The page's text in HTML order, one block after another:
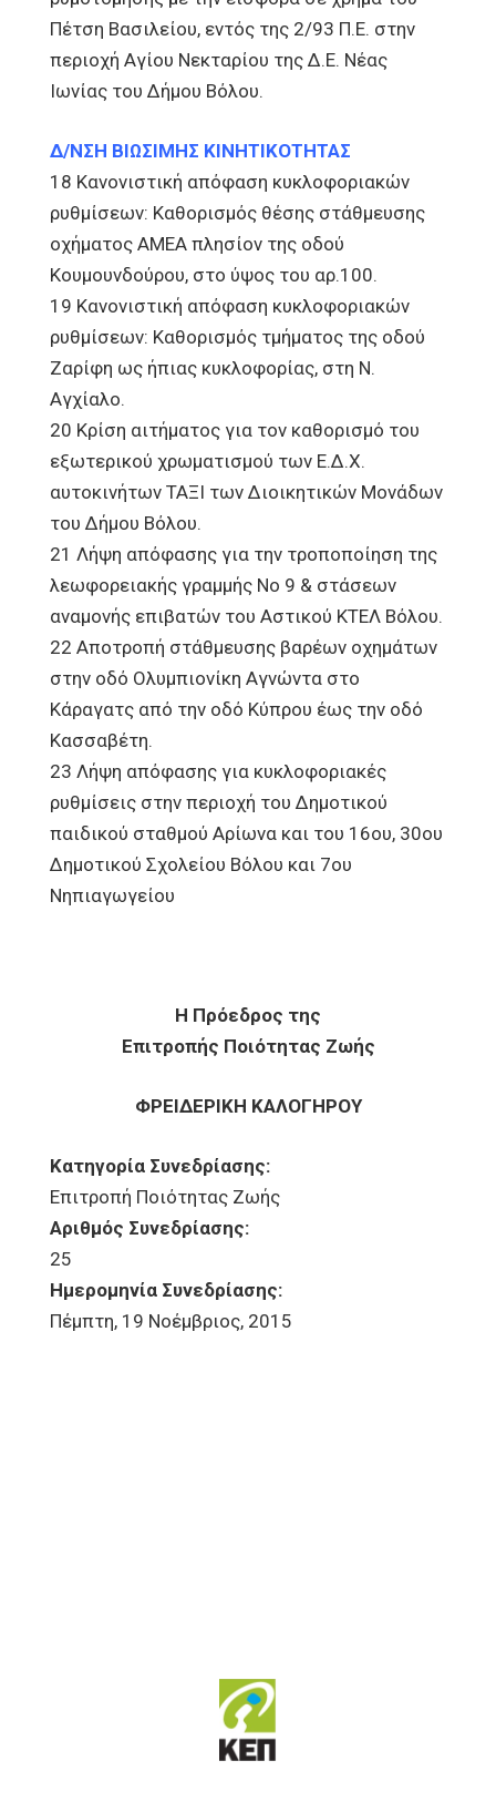
Πέτση Βασιλείου, εντός της 2/93 Π.Ε. στην
περιοχή Αγίου Νεκταρίου της Δ.Ε. Νέας
Ιωνίας του Δήμου Βόλου.
Δ/ΝΣΗ ΒΙΩΣΙΜΗΣ ΚΙΝΗΤΙΚΟΤΗΤΑΣ
18 Κανονιστική απόφαση κυκλοφοριακών
ρυθμίσεων: Καθορισμός θέσης στάθμευσης
οχήματος ΑΜΕΑ πλησίον της οδού
Κουμουνδούρου, στο ύψος του αρ.100.
19 Κανονιστική απόφαση κυκλοφοριακών
ρυθμίσεων: Καθορισμός τμήματος της οδού
Ζαρίφη ως ήπιας κυκλοφορίας, στη Ν.
Αγχίαλο.
20 Κρίση αιτήματος για τον καθορισμό του
εξωτερικού χρωματισμού των Ε.Δ.Χ.
αυτοκινήτων ΤΑΞΙ των Διοικητικών Μονάδων
του Δήμου Βόλου.
21 Λήψη απόφασης για την τροποποίηση της
λεωφορειακής γραμμής Νο 9 & στάσεων
αναμονής επιβατών του Αστικού ΚΤΕΛ Βόλου.
22 Αποτροπή στάθμευσης βαρέων οχημάτων
στην οδό Ολυμπιονίκη Αγνώντα στο
Κάραγατς από την οδό Κύπρου έως την οδό
Κασσαβέτη.
23 Λήψη απόφασης για κυκλοφοριακές
ρυθμίσεις στην περιοχή του Δημοτικού
παιδικού σταθμού Αρίωνα και του 16ου, 30ου
Δημοτικού Σχολείου Βόλου και 7ου
Νηπιαγωγείου
Η Πρόεδρος της
Επιτροπής Ποιότητας Ζωής
ΦΡΕΙΔΕΡΙΚΗ ΚΑΛΟΓΗΡΟΥ
Κατηγορία Συνεδρίασης:
Επιτροπή Ποιότητας Ζωής
Αριθμός Συνεδρίασης:
25
Ημερομηνία Συνεδρίασης:
Πέμπτη, 19 Νοέμβριος, 2015